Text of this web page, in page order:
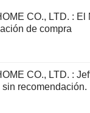
CO., LTD. : El
de compra
CO., LTD. :
recomendación.